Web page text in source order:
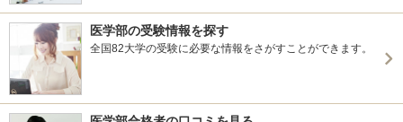
医学部の受験情報を探す
全国82大学の受験に必要な情報をさがすことができます。